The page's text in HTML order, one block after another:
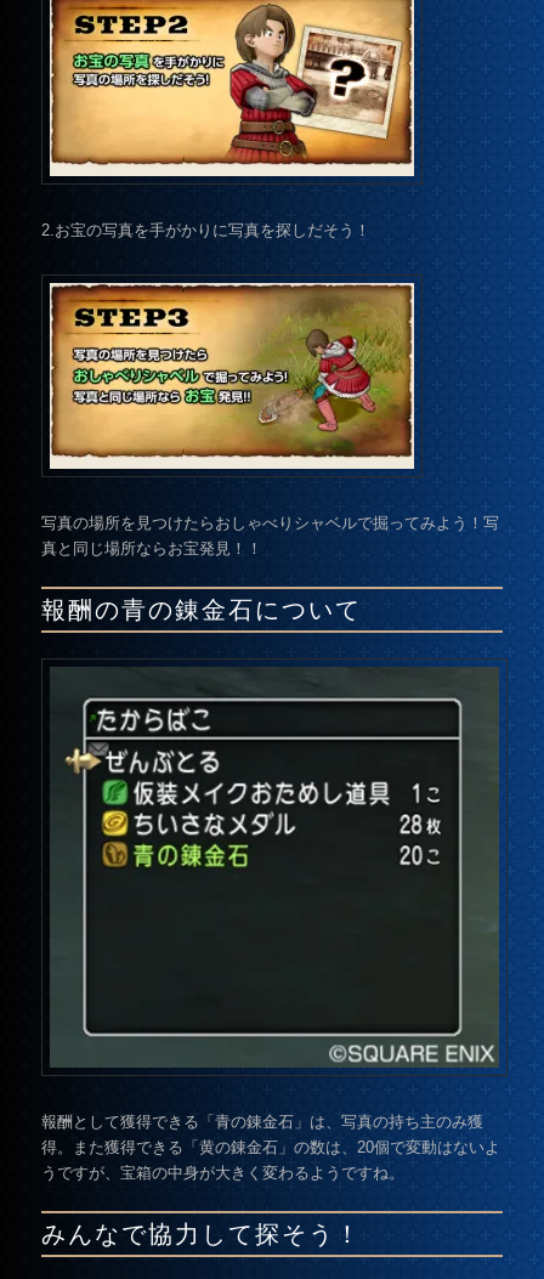
2.お宝の写真を手がかりに写真を探しだそう！
写真の場所を見つけたらおしゃべりシャベルで掘ってみよう！写
真と同じ場所ならお宝発見！！
報酬の青の錬金石について
報酬として獲得できる「青の錬金石 」は、写真の持ち主のみ獲
得。また獲得できる「黄の錬金石」の数は、20個で変動はないよ
うですが、宝箱の中身が大きく変わるようですね。
みんなで協力して探そう！